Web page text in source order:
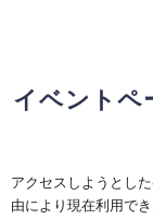
イベントペ
アクセスしようとし
由により現在利用で